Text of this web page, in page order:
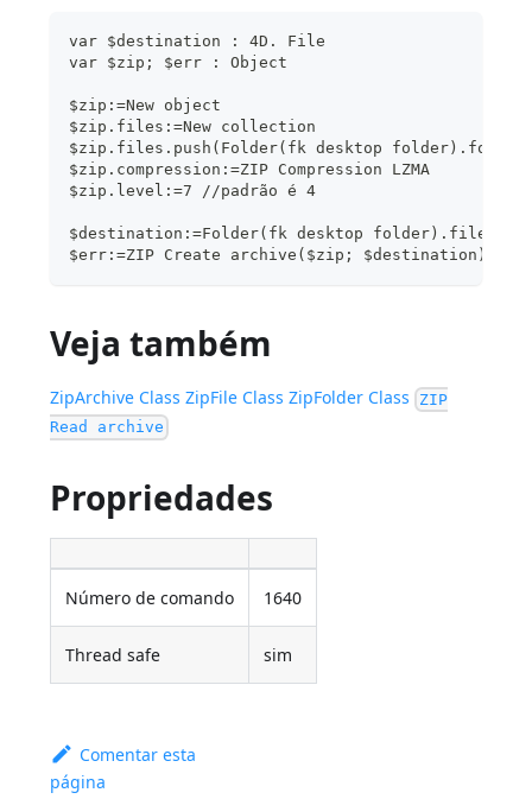
var $destination : 4D. File
var $zip; $err : Object
$zip:=New object
$zip.files:=New collection
$zip.files.push(Folder(fk desktop
$zip.compression:=ZIP Compression LZMA
$zip.level:=7 //padrão é 4
$destination:=Folder(fk desktop
$err:=ZIP Create archive($zip; $destination)
Veja também
ZipArchive Class ZipFile Class ZipFolder Class
ZIP
Read archive
Propriedades
Número de comando 1640
Thread safe sim
Comentar esta
página